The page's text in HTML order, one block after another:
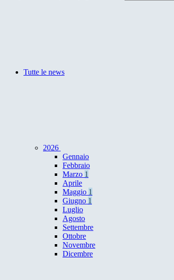
Tutte le news
2026
Gennaio
Febbraio
Marzo 1
Aprile
Maggio 1
Giugno 1
Luglio
Agosto
Settembre
Ottobre
Novembre
Dicembre